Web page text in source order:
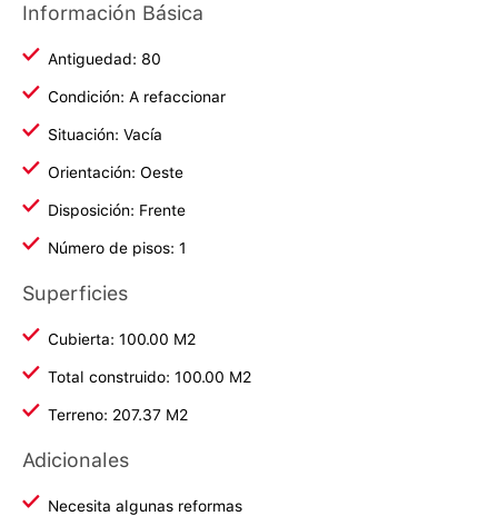
Información Básica
Antiguedad: 80
Condición: A refaccionar
Situación: Vacía
Orientación: Oeste
Disposición: Frente
Número de pisos: 1
Superficies
Cubierta: 100.00 M2
Total construido: 100.00 M2
Terreno: 207.37 M2
Adicionales
Necesita algunas reformas